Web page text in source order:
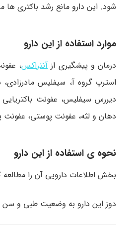
شود. این دارو مانع رشد باکتری ها
موارد استفاده از این دارو
درمان و پیشگیری ازآنتراکس،
استرپ گروه آ، سیفلیس
دیررس سیفلیس، عفونت باکتریایی
دهان و لثه، عفونت پوستی، عفونت
نحوه ی استفاده از این دارو
بخش اطلاعات دارویی آن را
دوز این دارو به وضعیت طبی و سن